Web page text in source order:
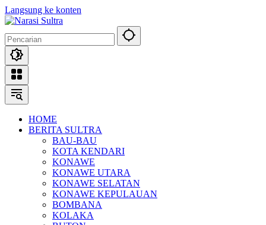
Langsung ke konten
HOME
BERITA SULTRA
BAU-BAU
KOTA KENDARI
KONAWE
KONAWE UTARA
KONAWE SELATAN
KONAWE KEPULAUAN
BOMBANA
KOLAKA